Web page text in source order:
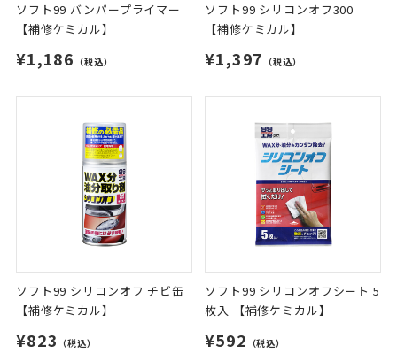
ソフト99 バンパープライマー
【補修ケミカル】
¥1,186 （税込）
ソフト99 シリコンオフ300
【補修ケミカル】
¥1,397 （税込）
ソフト99 シリコンオフ チビ缶
【補修ケミカル】
¥823 （税込）
ソフト99 シリコンオフシート 5
枚入 【補修ケミカル】
¥592 （税込）